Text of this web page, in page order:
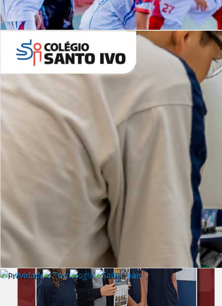
Desafios | Saiba mais
Criatividade e Tecnologia | Saiba mais